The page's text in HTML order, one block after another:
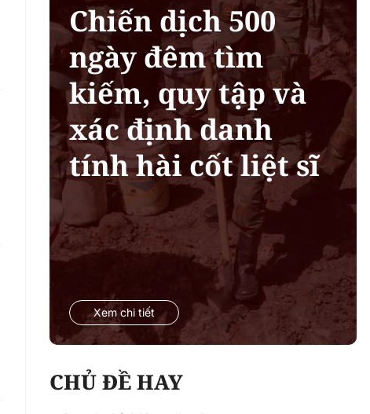
Chiến dịch 500
ngày đêm tìm
kiếm, quy tập và
xác định danh
tính hài cốt liệt sĩ
Xem chi tiết
CHỦ ĐỀ HAY